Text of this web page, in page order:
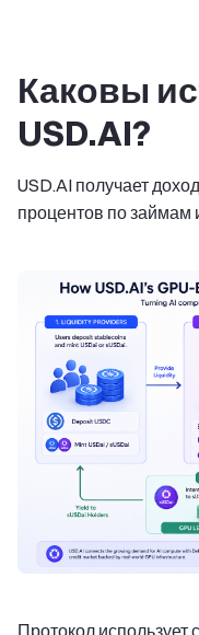
Каковы
USD.AI?
USD.AI получает
процентов по